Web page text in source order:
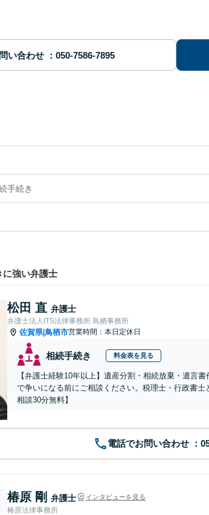
い合わせ
手続き
に強い弁護士
松田 直 弁護士
弁護士法人ITS法律事務所 鳥栖事務所
佐賀県|鳥栖市営業時間：本日定休日
相続手続き 料金表を見る
【弁護士経験10年以上】遺産分割・相続放棄・遺言
で争いになる前にご相談ください。税理士・行政書
相談30分無料】
電話でお問い合わせ
椿原 剛 弁護士 インタビューを見る
椿原法律事務所